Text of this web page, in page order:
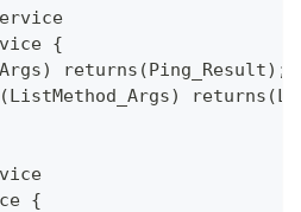
{
returns(Ping_Result);
{